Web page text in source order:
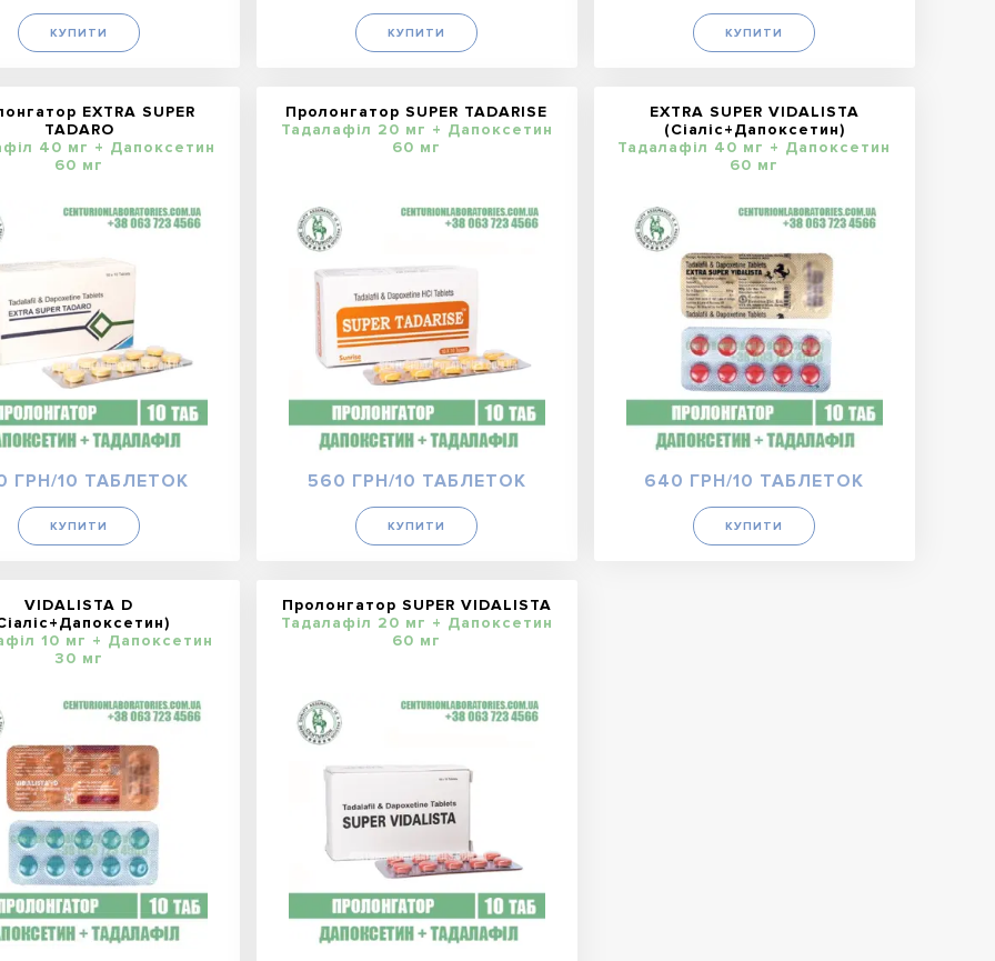
КУПИТИ КУПИТИ КУПИТИ
EXTRA SUPER
TADARO
40 мг + Дапоксетин
60 мг
ГРН/10 ТАБЛЕТОК
КУПИТИ
Пролонгатор SUPER TADARISE
Тадалафіл 20 мг + Дапоксетин
60 мг
560 ГРН/10 ТАБЛЕТОК
КУПИТИ
EXTRA SUPER VIDALISTA
(Сіаліс+Дапоксетин)
Тадалафіл 40 мг + Дапоксетин
60 мг
640 ГРН/10 ТАБЛЕТОК
КУПИТИ
VIDALISTA D
10 мг + Дапоксетин
30 мг
Пролонгатор SUPER VIDALISTA
Тадалафіл 20 мг + Дапоксетин
60 мг